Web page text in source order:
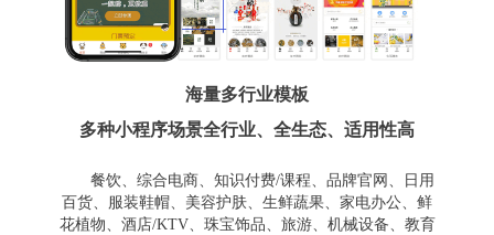
海量多行业模板
多种小程序场景全行业、全生态、适用性高
餐饮、综合电商、知识付费/课程、品牌官网、日用
百货、服装鞋帽、美容护肤、生鲜蔬果、家电办公、鲜
花植物、酒店/KTV、珠宝饰品、旅游、机械设备、教育